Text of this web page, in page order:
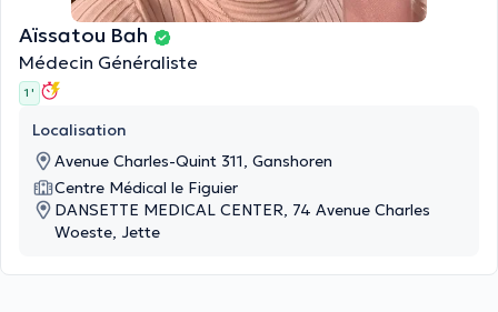
Aïssatou Bah
Médecin Généraliste
1 '
Localisation
Avenue Charles-Quint 311, Ganshoren
Centre Médical le Figuier
DANSETTE MEDICAL CENTER, 74 Avenue Charles
Woeste, Jette